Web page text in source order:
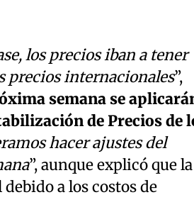
los precios iban a tener
precios internacionales”,
semana se
de Precios de
hacer ajustes del
”, aunque explicó que la
a los costos de